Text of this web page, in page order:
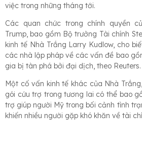
việc trong những tháng tới.
Các quan chức trong chính quyền
Trump, bao gồm Bộ trưởng Tài chính
kinh tế Nhà Trắng Larry Kudlow, cho
các nhà lập pháp về các vấn đề bao
gia bị tàn phá bởi đại dịch, theo Reuters.
Một cố vấn kinh tế khác của Nhà
gói cứu trợ trong tương lai có thể bao
trợ giúp người Mỹ trong bối cảnh tình
khiến nhiều người gặp khó khăn về tài